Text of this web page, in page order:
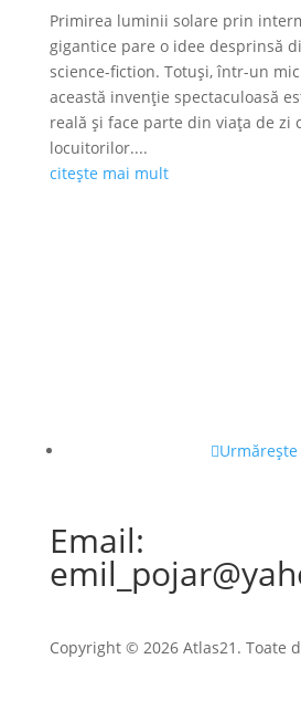
Primirea luminii solare prin
gigantice pare o idee desprinsă
science-fiction. Totuși, într-un
această invenție spectaculoasă
reală și face parte din viața de zi
locuitorilor....
citește mai mult
Urmărește
Email:
Copyright © 2026 Atlas21. Toate